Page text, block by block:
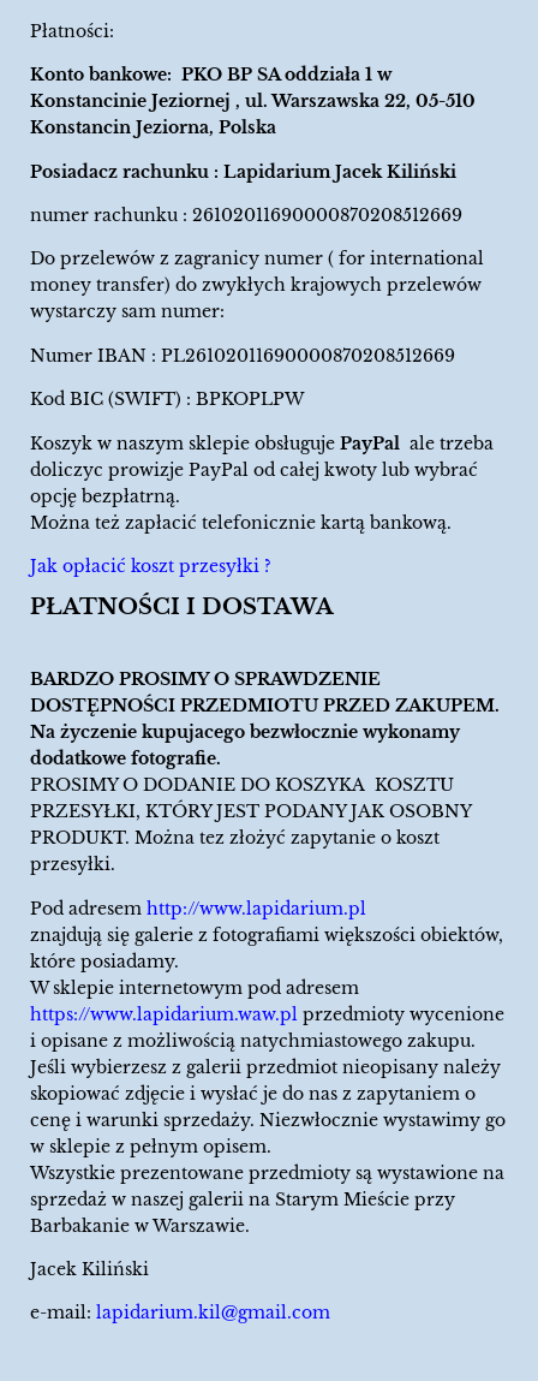
Płatności:
Konto bankowe: PKO BP SA oddziała 1 w
Konstancinie Jeziornej , ul. Warszawska 22, 05-510
Konstancin Jeziorna, Polska
Posiadacz rachunku : Lapidarium Jacek Kiliński
numer rachunku : 26102011690000870208512669
Do przelewów z zagranicy numer ( for international
money transfer) do zwykłych krajowych przelewów
wystarczy sam numer:
Numer IBAN : PL26102011690000870208512669
Kod BIC (SWIFT) : BPKOPLPW
Koszyk w naszym sklepie obsługuje PayPal ale trzeba
doliczyc prowizje PayPal od całej kwoty lub wybrać
opcję bezpłatrną.
Można też zapłacić telefonicznie kartą bankową.
Jak opłacić koszt przesyłki ?
PŁATNOŚCI I DOSTAWA
BARDZO PROSIMY O SPRAWDZENIE
DOSTĘPNOŚCI PRZEDMIOTU PRZED ZAKUPEM.
Na życzenie kupujacego bezwłocznie wykonamy
dodatkowe fotografie.
PROSIMY O DODANIE DO KOSZYKA KOSZTU
PRZESYŁKI, KTÓRY JEST PODANY JAK OSOBNY
PRODUKT. Można tez złożyć zapytanie o koszt
przesyłki.
Pod adresem http://www.lapidarium.pl
znajdują się galerie z fotografiami większości obiektów,
które posiadamy.
W sklepie internetowym pod adresem
https://www.lapidarium.waw.pl przedmioty wycenione
i opisane z możliwością natychmiastowego zakupu.
Jeśli wybierzesz z galerii przedmiot nieopisany należy
skopiować zdjęcie i wysłać je do nas z zapytaniem o
cenę i warunki sprzedaży. Niezwłocznie wystawimy go
w sklepie z pełnym opisem.
Wszystkie prezentowane przedmioty są wystawione na
sprzedaż w naszej galerii na Starym Mieście przy
Barbakanie w Warszawie.
Jacek Kiliński
e-mail: lapidarium.kil@gmail.com